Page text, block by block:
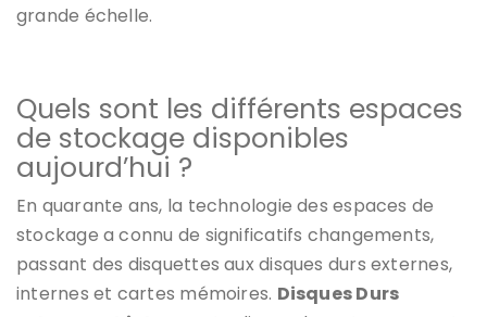
grande échelle.
Quels sont les différents espaces
de stockage disponibles
aujourd’hui ?
En quarante ans, la technologie des espaces de
stockage a connu de significatifs changements,
passant des disquettes aux disques durs externes,
internes et cartes mémoires. Disques Durs